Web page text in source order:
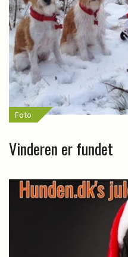
Foto
Vinderen er fundet